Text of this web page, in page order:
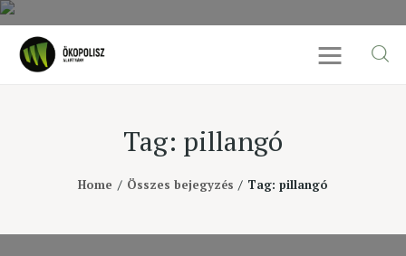
Tag: pillangó
Home Összes bejegyzés Tag: pillangó
Cikkek
SDG célok